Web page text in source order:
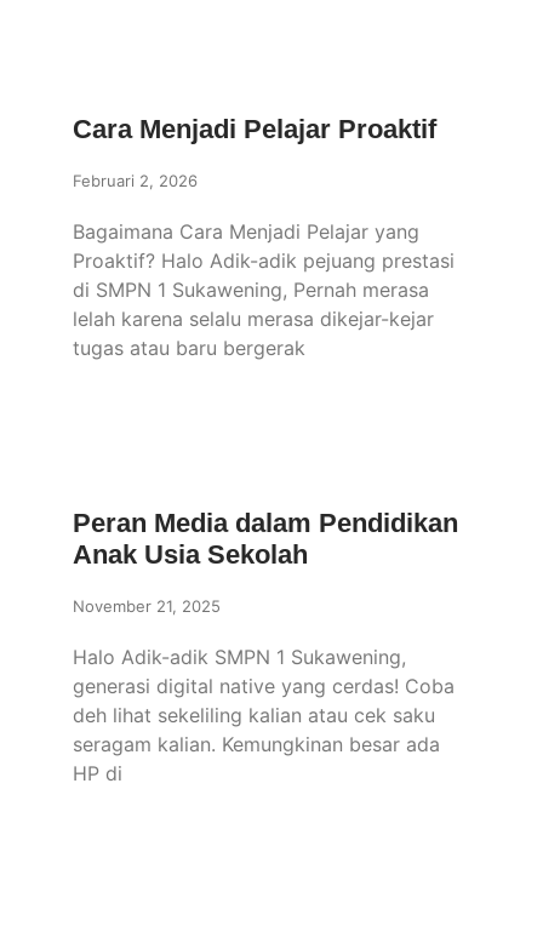
Cara Menjadi Pelajar Proaktif
Februari 2, 2026
Bagaimana Cara Menjadi Pelajar yang
Proaktif? Halo Adik-adik pejuang prestasi
di SMPN 1 Sukawening, Pernah merasa
lelah karena selalu merasa dikejar-kejar
tugas atau baru bergerak
Peran Media dalam Pendidikan
Anak Usia Sekolah
November 21, 2025
Halo Adik-adik SMPN 1 Sukawening,
generasi digital native yang cerdas! Coba
deh lihat sekeliling kalian atau cek saku
seragam kalian. Kemungkinan besar ada
HP di